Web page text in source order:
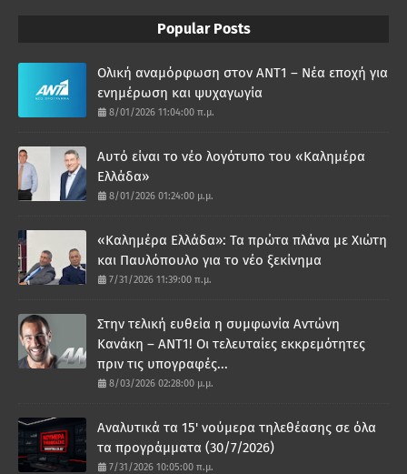
Popular Posts
Ολική αναμόρφωση στον ΑΝΤ1 – Νέα εποχή για
ενημέρωση και ψυχαγωγία
8/01/2026 11:04:00 π.μ.
Αυτό είναι το νέο λογότυπο του «Καλημέρα
Ελλάδα»
8/01/2026 01:24:00 μ.μ.
«Καλημέρα Ελλάδα»: Τα πρώτα πλάνα με Χιώτη
και Παυλόπουλο για το νέο ξεκίνημα
7/31/2026 11:39:00 π.μ.
Στην τελική ευθεία η συμφωνία Αντώνη
Κανάκη – ΑΝΤ1! Οι τελευταίες εκκρεμότητες
πριν τις υπογραφές...
8/03/2026 02:28:00 μ.μ.
Αναλυτικά τα 15' νούμερα τηλεθέασης σε όλα
τα προγράμματα (30/7/2026)
7/31/2026 10:05:00 π.μ.